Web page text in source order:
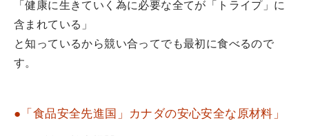
「健康に生きていく為に必要な全てが「トライプ」に
含まれている」
と知っているから競い合ってでも最初に食べるので
す。
●「食品安全先進国」カナダの安心安全な原材料」